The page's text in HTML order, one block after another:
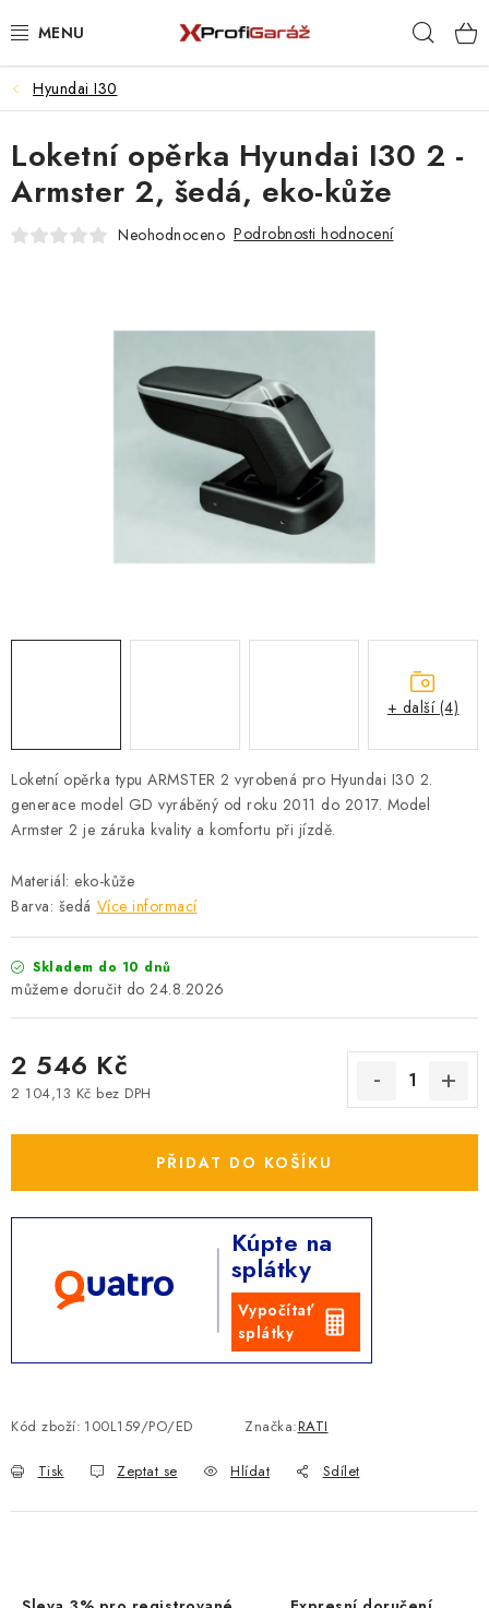
na
REALIZACE & ŘEŠENÍ
AKCE A NOVINKY
VYBAVENÍ PNEUSERVISU
Cookies
Ochrana osobních údajú
Jak funguje Zásilkovna?
LICENCE K FOTOGRAFIÍM
Doplňkové služby Profigaráž.cz
Newslleter z Profigaraz.cz
Dárek k objednávce
Hyundai I30
Loketní opěrka typu ARMSTER 2 vyrobená pro Hyundai I30 2.
generace model GD vyráběný od roku 2011 do 2017. Model
Armster 2 je záruka kvality a komfortu při jízdě.
Materiál: eko-kůže
Barva: šedá Více informací
Skladem do 10 dnů
24.8.2026
2 546 Kč
2 104,13 Kč bez DPH
PŘIDAT DO KOŠÍKU
Kúpte na
splátky
Vypočítať
splátky
Kód zboží: 100L159/PO/ED Značka:RATI
Tisk Zeptat se Hlídat Sdílet
Loketní opěrka Hyundai I30 2 -
Armster 2, šedá, eko-kůže
Neohodnoceno Podrobnosti hodnocení
+ další (4)